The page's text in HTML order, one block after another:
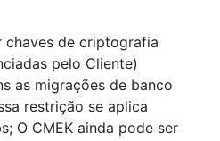
chaves de criptografia
pelo Cliente)
as migrações de banco
restrição se aplica
O CMEK ainda pode ser